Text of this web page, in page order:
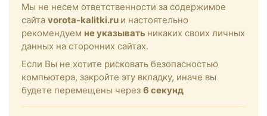
Мы не несем ответственности за содержимое
сайта vorota-kalitki.ru и настоятельно
рекомендуем не указывать никаких своих личных
данных на сторонних сайтах.
Если Вы не хотите рисковать безопасностью
компьютера, закройте эту вкладку, иначе вы
будете перемещены через 6 секунд